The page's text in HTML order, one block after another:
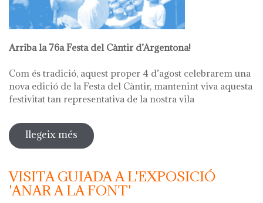
Arriba la 76a Festa del Càntir d’Argentona!
Com és tradició, aquest proper 4 d’agost celebrarem una
nova edició de la Festa del Càntir, mantenint viva aquesta
festivitat tan representativa de la nostra vila
llegeix més sobre 76ª festa del càntir
VISITA GUIADA A L'EXPOSICIÓ
'ANAR A LA FONT'